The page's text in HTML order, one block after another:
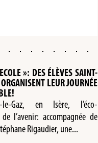
»: DES ÉLÈVES SAINT-
LEUR JOURNÉE
le-Gaz, en Isère, l’éco-
l’avenir: accompagnée de
Rigaudier, une...